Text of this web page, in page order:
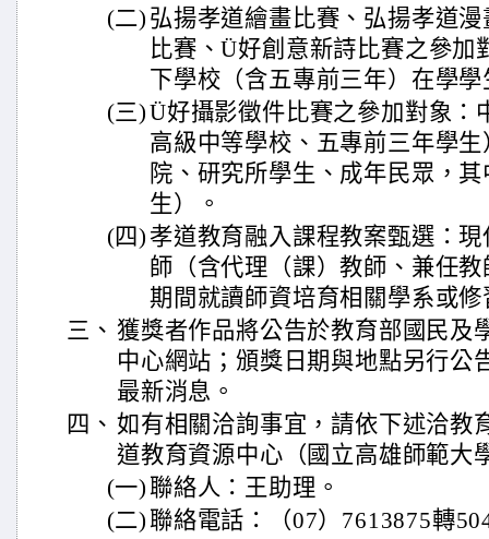
(二) 弘揚孝道繪畫比賽、弘揚孝道
比賽、Ü好創意新詩比賽之參加
下學校（含五專前三年）在學學
(三)Ü好攝影徵件比賽之參加對象：
高級中等學校、五專前三年學
院、研究所學生、成年民眾，
生）。
(四) 孝道教育融入課程教案甄選：
師（含代理（課）教師、兼任
期間就讀師資培育相關學系或
三、 獲獎者作品將公告於教育部國民及
中心網站；頒獎日期與地點另行公
最新消息。
四、 如有相關洽詢事宜，請依下述洽教
道教育資源中心（國立高雄師範大
(一) 聯絡人：王助理。
(二) 聯絡電話：（07）7613875轉